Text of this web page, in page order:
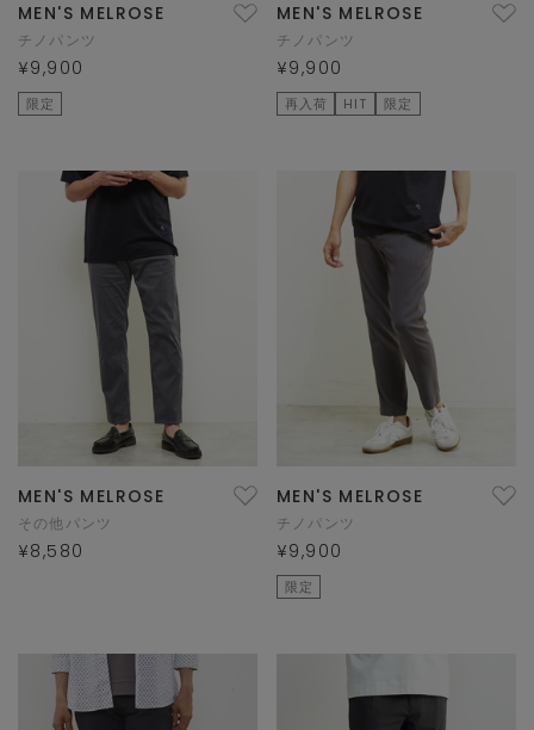
MEN'S MELROSE
チノパンツ
¥9,900
限定
MEN'S MELROSE
チノパンツ
¥9,900
再入荷 HIT 限定
MEN'S MELROSE
その他パンツ
¥8,580
MEN'S MELROSE
チノパンツ
¥9,900
限定